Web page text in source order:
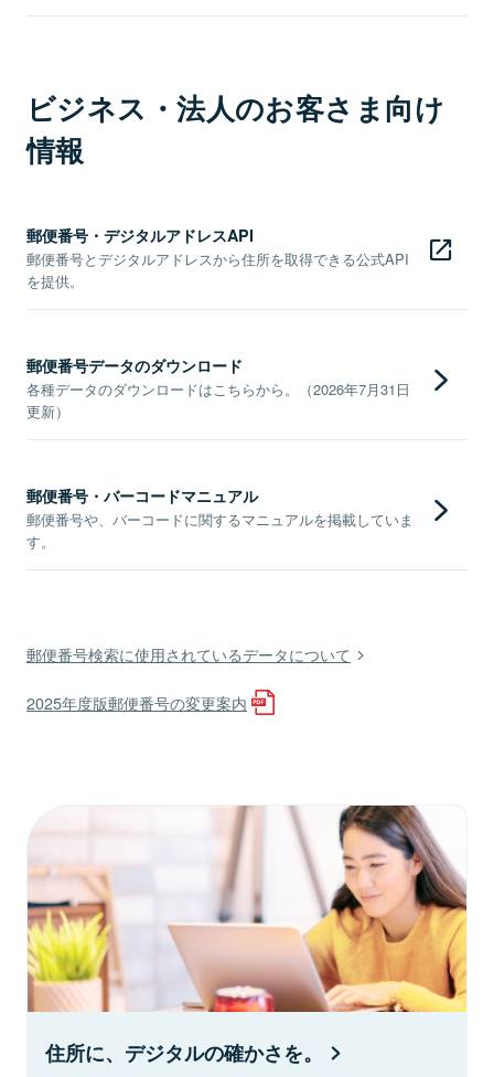
ビジネス・法人のお客さま向け
情報
郵便番号・デジタルアドレスAPI
郵便番号とデジタルアドレスから住所を取得できる公式API
を提供。
郵便番号データのダウンロード
各種データのダウンロードはこちらから。（2026年7月31日
更新）
郵便番号・バーコードマニュアル
郵便番号や、バーコードに関するマニュアルを掲載していま
す。
郵便番号検索に使用されているデータについて
2025年度版郵便番号の変更案内
住所に、デジタルの確かさを。